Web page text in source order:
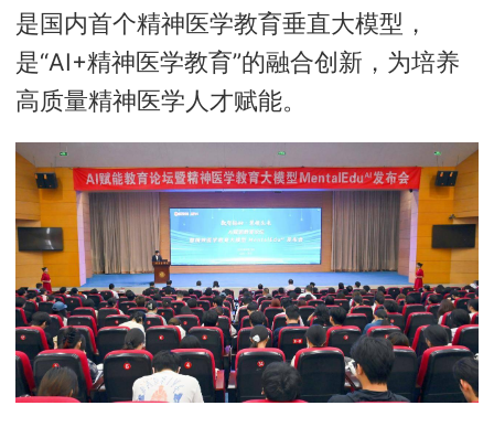
是国内首个精神医学教育垂直大模型，
是“AI+精神医学教育”的融合创新，为培养
高质量精神医学人才赋能。